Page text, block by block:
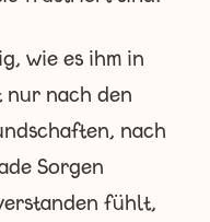
wie es ihm in
nach den
nach
Sorgen
fühlt,